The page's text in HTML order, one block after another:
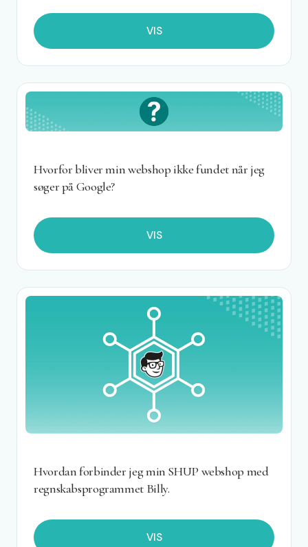
VIS
Hvorfor bliver min webshop ikke fundet når jeg
søger på Google?
VIS
Hvordan forbinder jeg min SHUP webshop med
regnskabsprogrammet Billy.
VIS